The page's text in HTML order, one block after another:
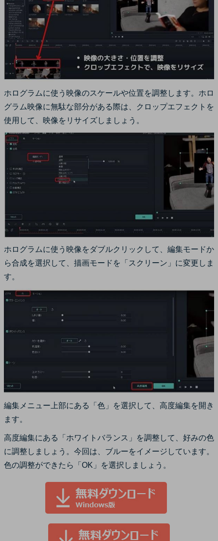
ホログラムに使う映像のスケールや位置を調整します。ホロ
グラム映像に無駄な部分がある際は、クロップエフェクトを
使用して、映像をリサイズしましょう。
ホログラムに使う映像をダブルクリックして、編集モードか
ら合成を選択して、描画モードを「スクリーン」に変更しま
す。
編集メニュー上部にある「色」を選択して、高度編集を開き
ます。
高度編集にある「ホワイトバランス」を調整して、好みの色
に調整しましょう。今回は、ブルーをイメージしています。
色の調整ができたら「OK」を選択しましょう。